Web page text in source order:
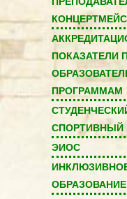
ПОКАЗАТЕЛИ
ПРОГРАММАМ
СПОРТИВНЫЙ
ЭИОС
ОБРАЗОВАНИЕ